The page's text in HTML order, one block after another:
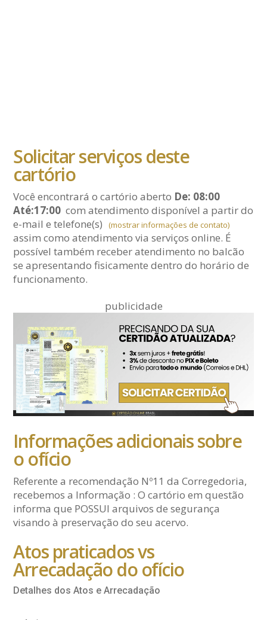
Solicitar serviços deste
cartório
Você encontrará o cartório aberto De: 08:00
Até:17:00 com atendimento disponível a partir do
e-maile telefone(s) (mostrar informações de contato)
assim como atendimento via serviços online. É
possível também receber atendimento no balcão
se apresentando fisicamente dentro do horário de
funcionamento.
publicidade
Informações adicionais sobre
o ofício
Referente a recomendação Nº11 da Corregedoria,
recebemos a Informação : O cartório em questão
informa que POSSUI arquivos de segurança
visando à preservação do seu acervo.
Atos praticados vs
Arrecadação do ofício
Detalhes dos Atos e Arrecadação